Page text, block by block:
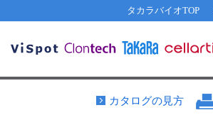
タカラバイオTOP
機能解析・サイレンシング
その他 ライセンスに関するご相談
遺伝子組換え生物該当製品
研究支援ツール
Cut-Site Navigator 制限酵素切断サイトの検索
In-Fusion Cloning プライマー設計
お問い合わせ
カタログの見方